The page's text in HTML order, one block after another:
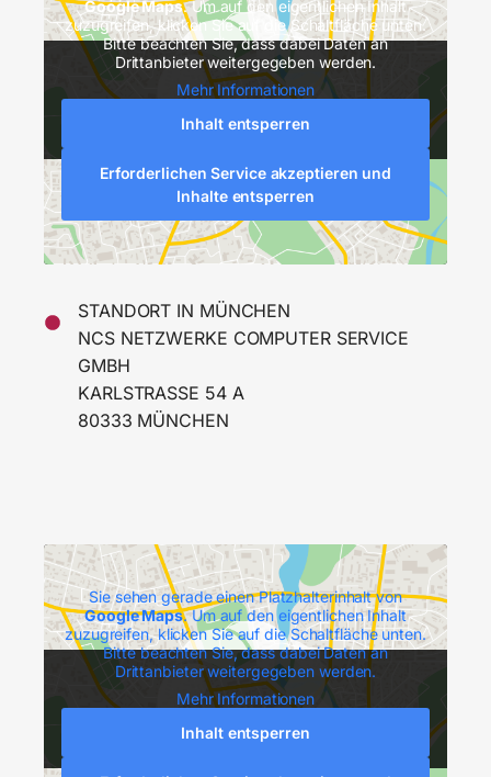
Google Maps. Um auf den eigentlichen Inhalt
zuzugreifen, klicken Sie auf die Schaltfläche unten.
Bitte beachten Sie, dass dabei Daten an
Drittanbieter weitergegeben werden.
Mehr Informationen
Inhalt entsperren
Erforderlichen Service akzeptieren und
Inhalte entsperren
STANDORT IN MÜNCHEN
NCS NETZWERKE COMPUTER SERVICE
GMBH
KARLSTRASSE 54 A
80333 MÜNCHEN
Sie sehen gerade einen Platzhalterinhalt von
Google Maps. Um auf den eigentlichen Inhalt
zuzugreifen, klicken Sie auf die Schaltfläche unten.
Bitte beachten Sie, dass dabei Daten an
Drittanbieter weitergegeben werden.
Mehr Informationen
Inhalt entsperren